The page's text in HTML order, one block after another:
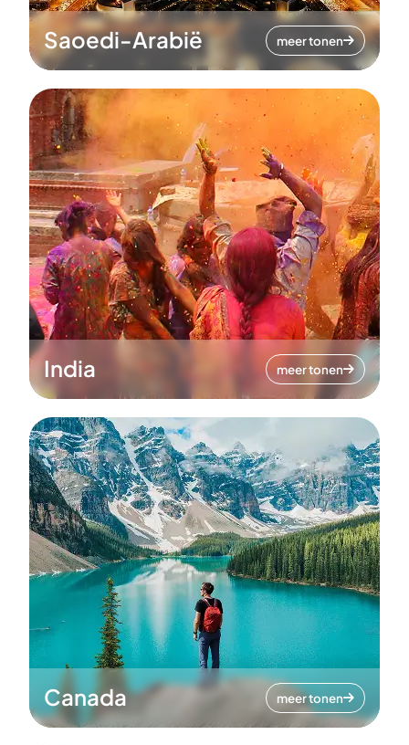
Saoedi-Arabië meer tonen
India meer tonen
Canada meer tonen